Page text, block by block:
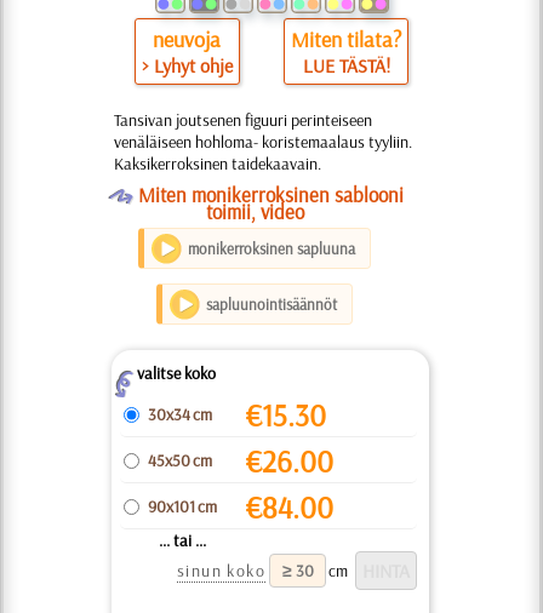
neuvoja
> Lyhyt ohje
Miten tilata?
LUE TÄSTÄ!
Tansivan joutsenen figuuri perinteiseen
venäläiseen hohloma- koristemaalaus tyyliin.
Kaksikerroksinen taidekaavain.
OMiten monikerroksinen sablooni
toimii, video
monikerroksinen sapluuna
sapluunointisäännöt
Zvalitse koko
30x34 cm
€15.30
45x50 cm €26.00
90x101 cm €84.00
... tai ...
sinun koko
cm